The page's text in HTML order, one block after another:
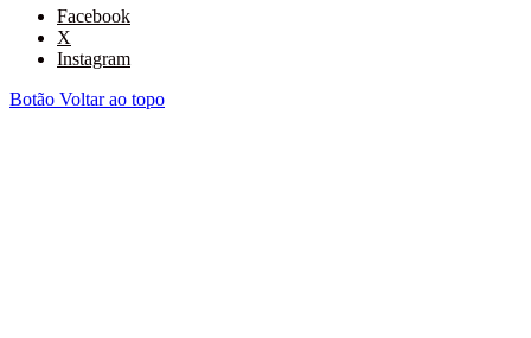
Facebook
X
Instagram
Botão Voltar ao topo